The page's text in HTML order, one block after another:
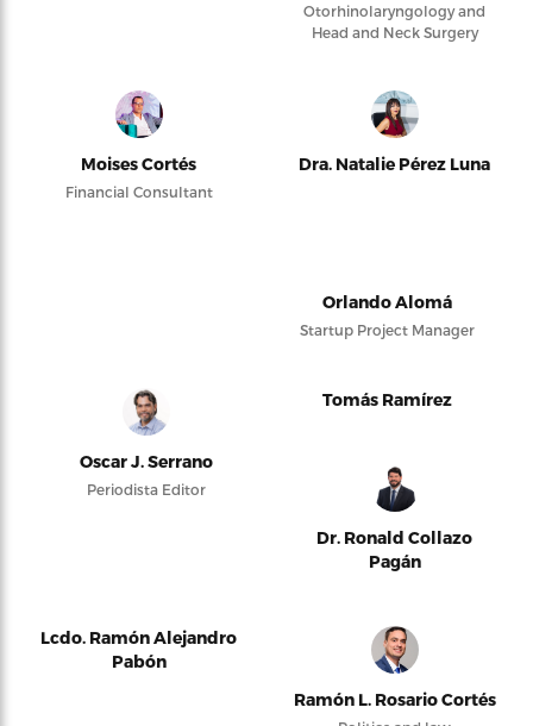
Otorhinolaryngology and
Head and Neck Surgery
Moises Cortés
Financial Consultant
Dra. Natalie Pérez Luna
Orlando Alomá
Startup Project Manager
Oscar J. Serrano
Periodista Editor
Tomás Ramírez
Dr. Ronald Collazo
Pagán
Lcdo. Ramón Alejandro
Pabón
Ramón L. Rosario Cortés